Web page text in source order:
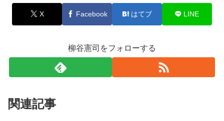
X Facebook はてブ LINE
柳谷憲司をフォローする
関連記事